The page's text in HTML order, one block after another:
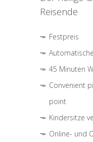
Reisende
Festpreis
45 Minuten
Convenient
point
Kindersitze
Online- und